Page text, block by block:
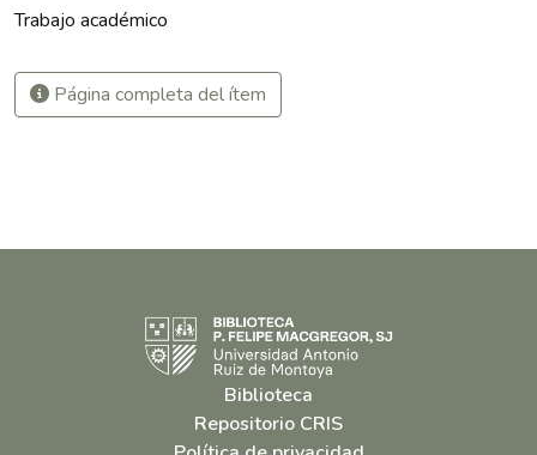
Trabajo académico
Página completa del ítem
Biblioteca
Repositorio CRIS